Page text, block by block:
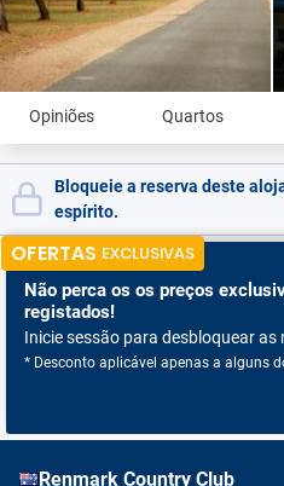
Opiniões Quartos
Bloqueie a reserva deste
espírito.
OFERTAS EXCLUSIVAS
Não perca os os preços
registados!
Inicie sessão para desbloquear
* Desconto aplicável apenas a alguns
Renmark Country Club